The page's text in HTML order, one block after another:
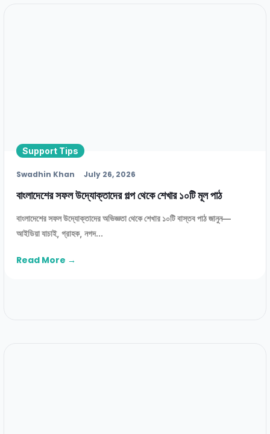
Support Tips
Swadhin Khan July 26, 2026
বাংলাদেশের সফল উদ্যোক্তাদের গল্প থেকে শেখার ১০টি মূল পাঠ
বাংলাদেশের সফল উদ্যোক্তাদের অভিজ্ঞতা থেকে শেখার ১০টি বাস্তব পাঠ জানুন—
আইডিয়া যাচাই, গ্রাহক, নগদ...
Read More →